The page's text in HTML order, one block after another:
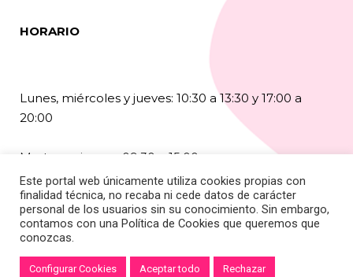
HORARIO
Lunes, miércoles y jueves: 10:30 a 13:30 y 17:00 a
20:00
Martes y viernes: 09:30 a 15:00
Sábados: 10:30 a 13:30
Agosto: 9:30 a 14:00
Este portal web únicamente utiliza cookies propias con
finalidad técnica, no recaba ni cede datos de carácter
personal de los usuarios sin su conocimiento. Sin embargo,
contamos con una Política de Cookies que queremos que
conozcas.
Configurar Cookies Aceptar todo Rechazar